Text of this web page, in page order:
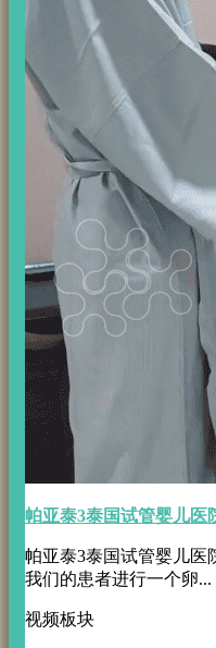
帕亚泰3泰国试管婴儿医
帕亚泰3泰国试管婴儿医
我们的患者进行一个卵...
视频板块